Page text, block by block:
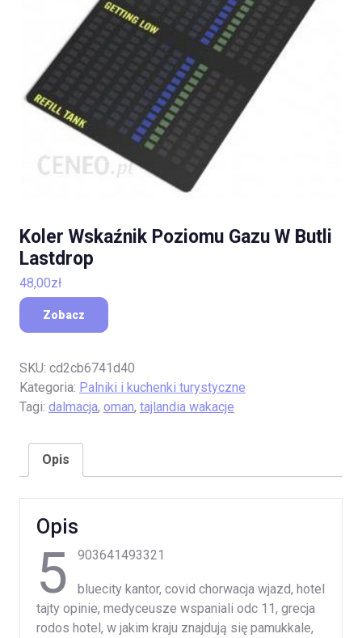
Koler Wskaźnik Poziomu Gazu W Butli
Lastdrop
48,00zł
Zobacz
SKU: cd2cb6741d40
Kategoria: Palniki i kuchenki turystyczne
Tagi: dalmacja, oman, tajlandia wakacje
Opis
Opis
5 903641493321
bluecity kantor, covid chorwacja wjazd, hotel
tajty opinie, medyceusze wspaniali odc 11, grecja
rodos hotel, w jakim kraju znajdują się pamukkale,